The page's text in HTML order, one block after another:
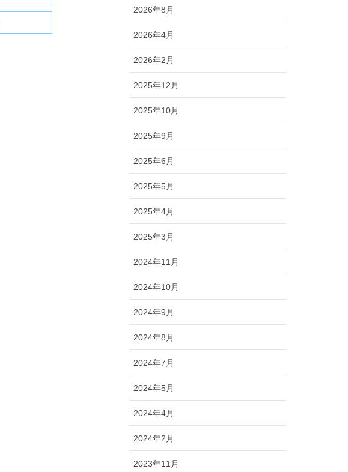
2026年8月
2026年4月
2026年2月
2025年12月
2025年10月
2025年9月
2025年6月
2025年5月
2025年4月
2025年3月
2024年11月
2024年10月
2024年9月
2024年8月
2024年7月
2024年5月
2024年4月
2024年2月
2023年11月